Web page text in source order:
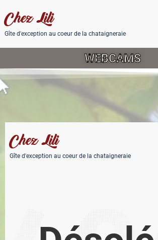
Chez Lili
Gîte d'exception au coeur de la chataigneraie
WEBCAMS